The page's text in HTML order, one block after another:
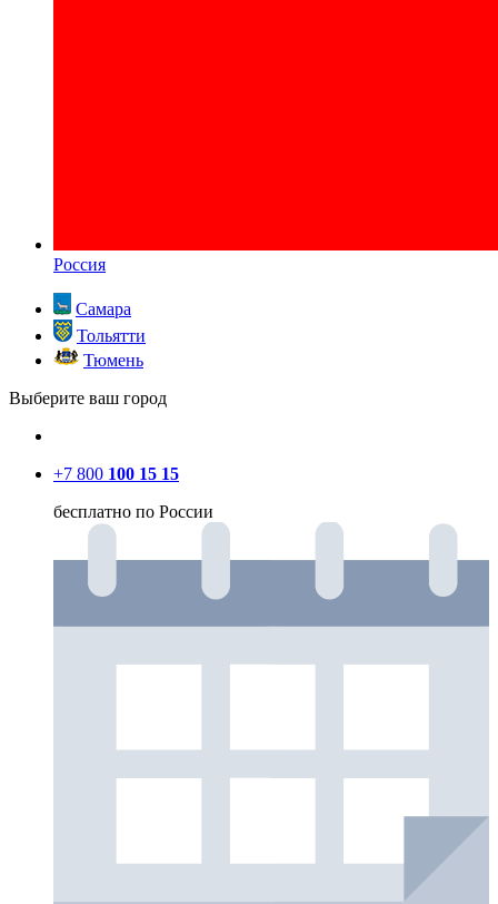
Россия
Самара
Тольятти
Тюмень
Выберите ваш город
+7 800 100 15 15
бесплатно по России